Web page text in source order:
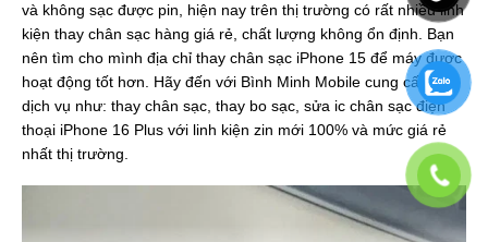
và không sạc được pin, hiện nay trên thị trường có rất nhiều linh
kiện thay chân sạc hàng giá rẻ, chất lượng không ổn định. Bạn
nên tìm cho mình địa chỉ thay chân sạc iPhone 15 để máy được
hoạt động tốt hơn. Hãy đến với Bình Minh Mobile cung cấp các
dịch vụ như: thay chân sạc, thay bo sạc, sửa ic chân sạc điện
thoại iPhone 16 Plus với linh kiện zin mới 100% và mức giá rẻ
nhất thị trường.